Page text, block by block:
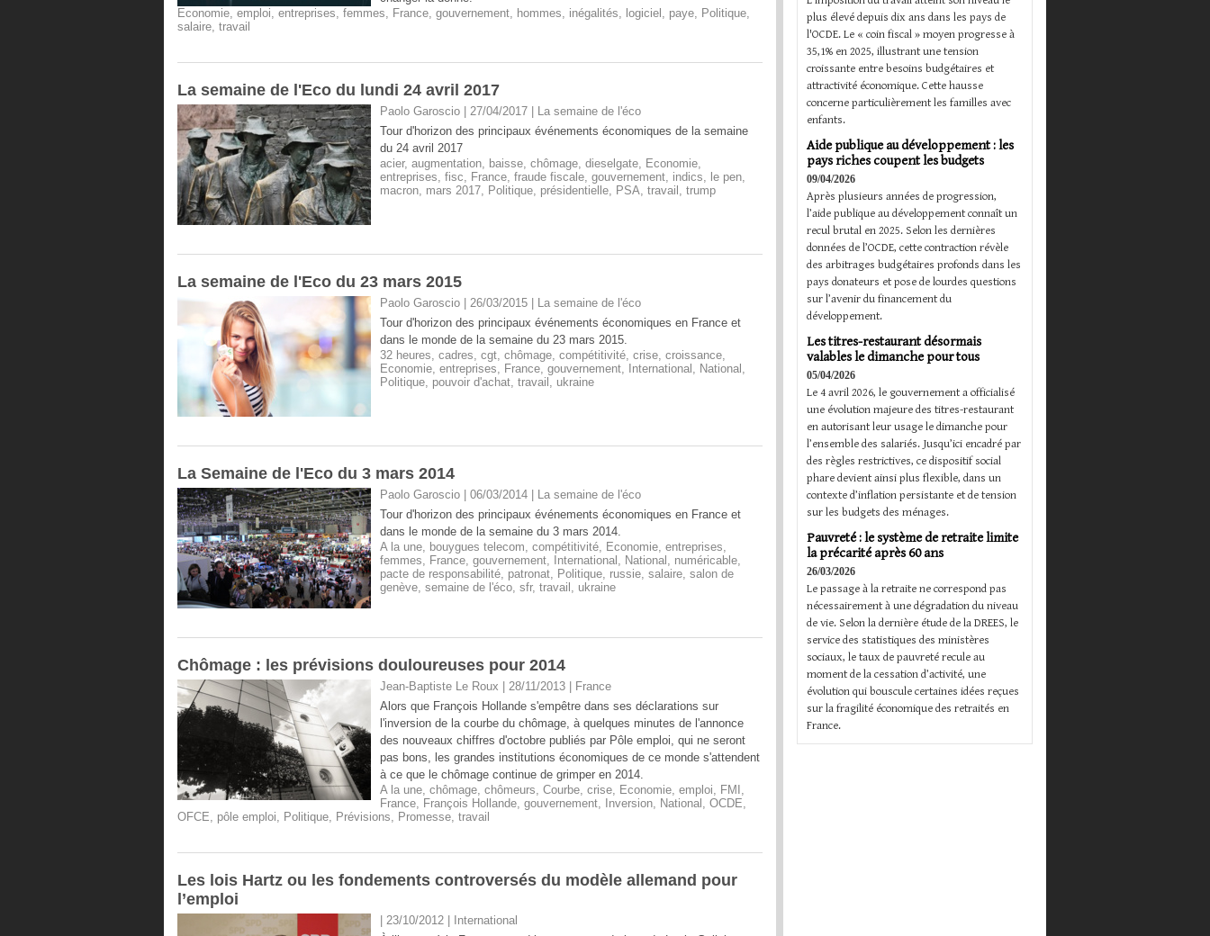
Economie, emploi, entreprises, femmes, France, gouvernement, hommes, inégalités, logiciel , paye, Politique,
salaire, travail
La semaine de l'Eco du lundi 24 avril 2017
Paolo Garoscio | 27/04/2017
La semaine de l'éco
Tour d'horizon des principaux événements économiques de la semaine
du 24 avril 2017
acier, augmentation, baisse, chômage, dieselgate, Economie,
entreprises, fisc, France, fraude fiscale, gouvernement, indics, le pen,
macron, mars 2017, Politique, présidentielle, PSA, travail , trump
La semaine de l'Eco du 23 mars 2015
Paolo Garoscio | 26/03/2015
La semaine de l'éco
Tour d'horizon des principaux événements économiques en France et
dans le monde de la semaine du 23 mars 2015.
32 heures, cadres, cgt, chômage, compétitivité, crise, croissance,
Economie, entreprises, France, gouvernement, International , National ,
Politique, pouvoir d'achat, travail , ukraine
La Semaine de l'Eco du 3 mars 2014
Paolo Garoscio | 06/03/2014
La semaine de l'éco
Tour d'horizon des principaux événements économiques en France et
dans le monde de la semaine du 3 mars 2014.
A la une, bouygues telecom, compétitivité, Economie, entreprises,
femmes, France, gouvernement, International , National , numéricable,
pacte de responsabilité, patronat, Politique, russie, salaire, salon de
genève, semaine de l'éco, sfr, travail , ukraine
Chômage : les prévisions douloureuses pour 2014
Jean-Baptiste Le Roux | 28/11/2013
France
Alors que François Hollande s'empêtre dans ses déclarations sur
l'inversion de la courbe du chômage, à quelques minutes de l'annonce
des nouveaux chiffres d'octobre publiés par Pôle emploi, qui ne seront
pas bons, les grandes institutions économiques de ce monde s'attendent
à ce que le chômage continue de grimper en 2014.
A la une, chômage, chômeurs, Courbe, crise, Economie, emploi, FMI ,
France, François Hollande, gouvernement, Inversion, National , OCDE,
OFCE, pôle emploi, Politique, Prévisions, Promesse, travail
Les lois Hartz ou les fondements controversés du modèle allemand pour
l’emploi
| 23/10/2012
International
plus élevé depuis dix ans dans les pays de
l'OCDE. Le « coin fiscal » moyen progresse à
35,1% en 2025, illustrant une tension
croissante entre besoins budgétaires et
attractivité économique. Cette hausse
concerne particulièrement les familles avec
enfants.
Aide publique au développement : les
pays riches coupent les budgets
09/04/2026
Après plusieurs années de progression,
l’aide publique au développement connaît un
recul brutal en 2025. Selon les dernières
données de l’OCDE, cette contraction révèle
des arbitrages budgétaires profonds dans les
pays donateurs et pose de lourdes questions
sur l’avenir du financement du
développement.
Les titres-restaurant désormais
valables le dimanche pour tous
05/04/2026
Le 4 avril 2026, le gouvernement a officialisé
une évolution majeure des titres-restaurant
en autorisant leur usage le dimanche pour
l’ensemble des salariés. Jusqu’ici encadré par
des règles restrictives, ce dispositif social
phare devient ainsi plus flexible, dans un
contexte d’inflation persistante et de tension
sur les budgets des ménages.
Pauvreté : le système de retraite limite
la précarité après 60 ans
26/03/2026
Le passage à la retraite ne correspond pas
nécessairement à une dégradation du niveau
de vie. Selon la dernière étude de la DREES, le
service des statistiques des ministères
sociaux, le taux de pauvreté recule au
moment de la cessation d’activité, une
évolution qui bouscule certaines idées reçues
sur la fragilité économique des retraités en
France.